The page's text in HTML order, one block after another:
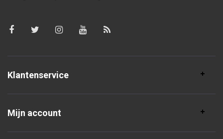
Klantenservice
Mijn account